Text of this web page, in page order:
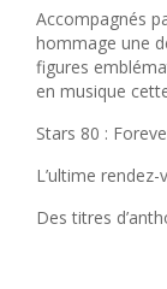
Accompagnés
hommage une
figures
en musique
Stars 80 :
L’ultime
Des titres